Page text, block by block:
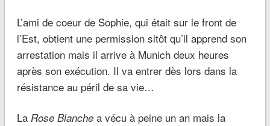
L’ami de coeur de Sophie, qui était sur le front de
l’Est, obtient une permission sitôt qu’il apprend son
arrestation mais il arrive à Munich deux heures
après son exécution. Il va entrer dès lors dans la
résistance au péril de sa vie…
La Rose Blanchea vécu à peine un an mais la